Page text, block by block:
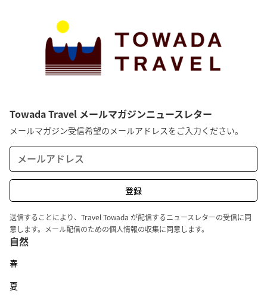
Towada Travel メールマガジンニュースレター
メールマガジン受信希望のメールアドレスをご入力ください。
送信することにより、Travel Towada が配信するニュースレターの受信に同
意します。メール配信のための個人情報の収集に同意します。
自然
春
夏